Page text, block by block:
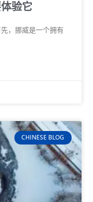
验它
，挪威是一个拥有
CHINESE BLOG